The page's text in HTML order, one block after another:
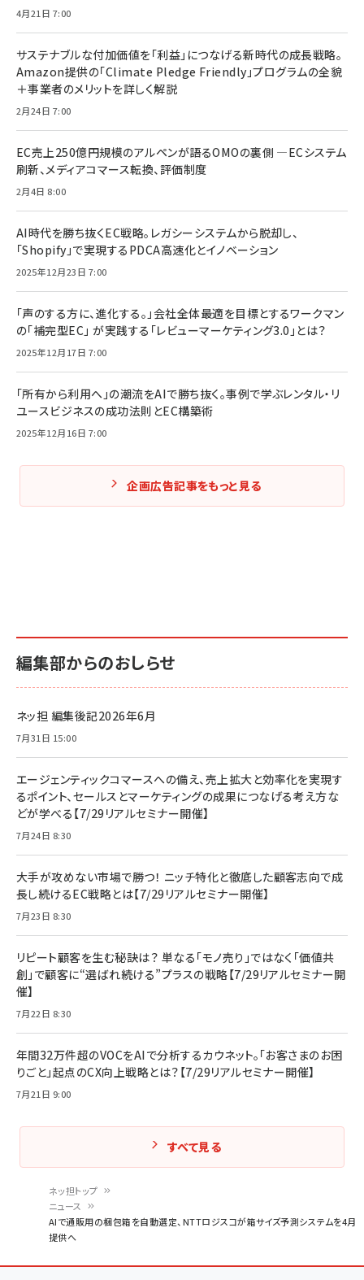
く
ネッ担トップ
ニュース
AIで通販用の梱包箱を自動選定、NTTロジスコが箱サイズ予測システムを4月
提供へ
4月21日 7:00
サステナブルな付加価値を「利益」につなげる新時代の成長戦略。
Amazon提供の「Climate Pledge Friendly」プログラムの全貌
＋事業者のメリットを詳しく解説
2月24日 7:00
EC売上250億円規模のアルペンが語るOMOの裏側 ―ECシステム
刷新、メディアコマース転換、評価制度
2月4日 8:00
AI時代を勝ち抜くEC戦略。レガシーシステムから脱却し、
「Shopify」で実現するPDCA高速化とイノベーション
2025年12月23日 7:00
「声のする方に、進化する。」会社全体最適を目標とするワークマン
の「補完型EC」 が実践する「レビューマーケティング3.0」とは？
2025年12月17日 7:00
「所有から利用へ」の潮流をAIで勝ち抜く。事例で学ぶレンタル・リ
ユースビジネスの成功法則とEC構築術
2025年12月16日 7:00
企画広告記事をもっと見る
編集部からのおしらせ
ネッ担 編集後記2026年6月
7月31日 15:00
エージェンティックコマースへの備え、売上拡大と効率化を実現す
るポイント、セールスとマーケティングの成果につなげる考え方な
どが学べる【7/29リアルセミナー開催】
7月24日 8:30
大手が攻めない市場で勝つ！ ニッチ特化と徹底した顧客志向で成
長し続けるEC戦略とは【7/29リアルセミナー開催】
7月23日 8:30
リピート顧客を生む秘訣は？ 単なる「モノ売り」ではなく「価値共
創」で顧客に“選ばれ続ける”プラスの戦略【7/29リアルセミナー開
催】
7月22日 8:30
年間32万件超のVOCをAIで分析するカウネット。「お客さまのお困
りごと」起点のCX向上戦略とは？【7/29リアルセミナー開催】
7月21日 9:00
すべて見る